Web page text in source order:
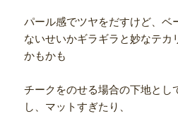
パール感でツヤをだすけど、ベ
ないせいかギラギラと妙なテカ
かもかも
チークをのせる場合の下地とし
し、マットすぎたり、